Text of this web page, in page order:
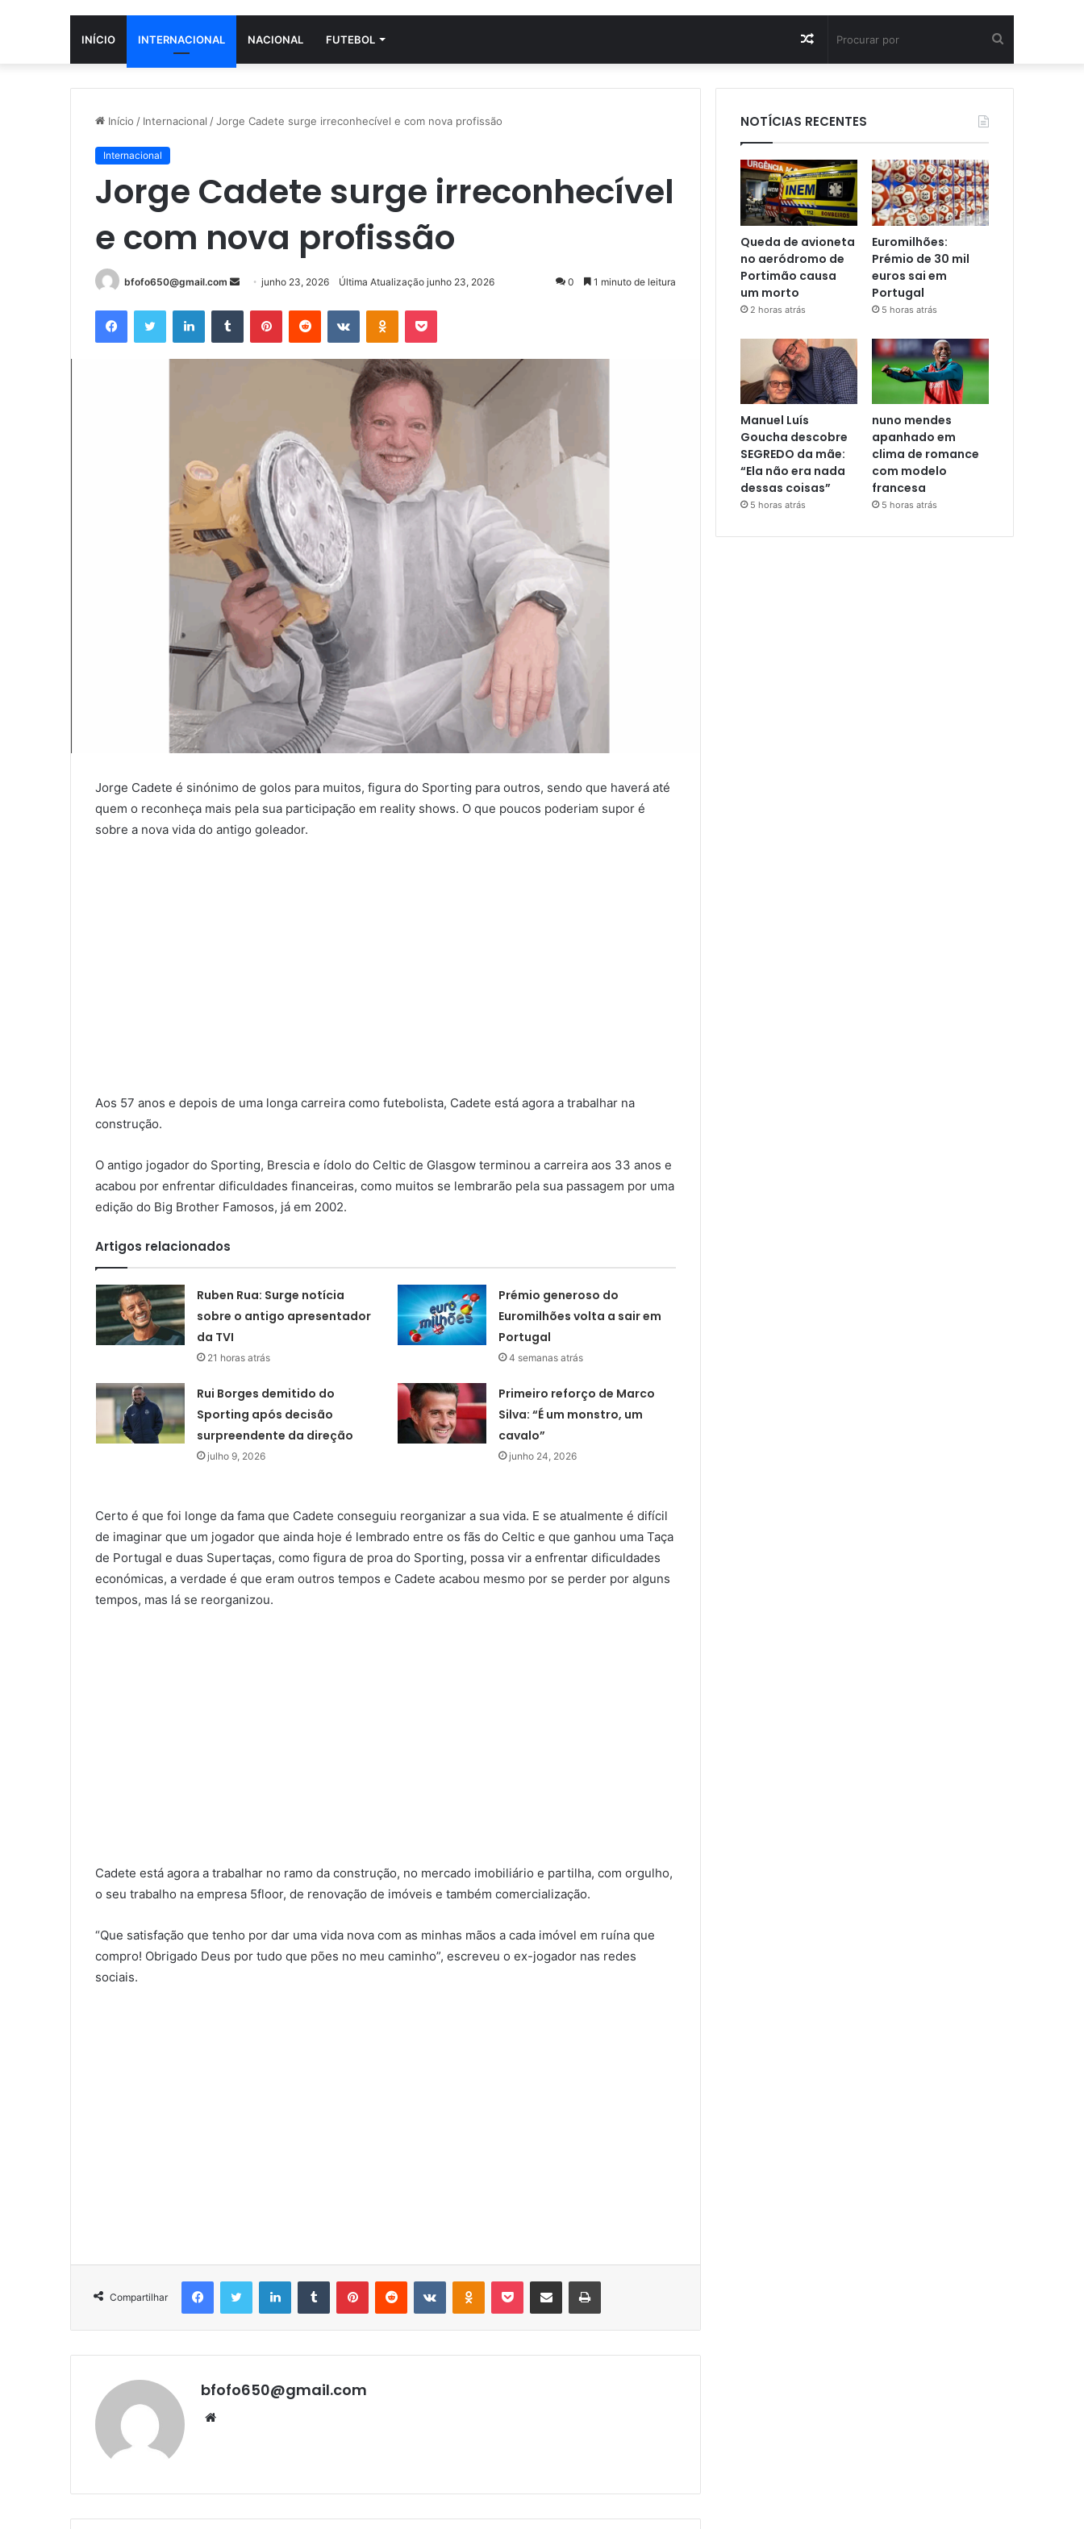
INÍCIO INTERNACIONAL NACIONAL FUTEBOL
por
Artigo
aleatório
Início / Internacional /Jorge Cadete surge irreconhecível e com nova profissão
Internacional
Jorge Cadete surge irreconhecível
e com nova profissão
bfofo650@gmail.com
Mande
mail
junho 23, 2026 Última Atualização junho 23, 2026 0 1 minuto de leitura
FacebookTwitter LinkedinTumblr PinterestReddit VK OK Pocket
Jorge Cadete é sinónimo de golos para muitos, figura do Sporting para outros, sendo que haverá até
quem o reconheça mais pela sua participação em reality shows. O que poucos poderiam supor é
sobre a nova vida do antigo goleador.
Aos 57 anos e depois de uma longa carreira como futebolista, Cadete está agora a trabalhar na
construção.
O antigo jogador do Sporting, Brescia e ídolo do Celtic de Glasgow terminou a carreira aos 33 anos e
acabou por enfrentar dificuldades financeiras, como muitos se lembrarão pela sua passagem por uma
edição do Big Brother Famosos, já em 2002.
Artigos relacionados
Ruben Rua: Surge notícia
sobre o antigo apresentador
da TVI
21 horas atrás
Prémio generoso do
Euromilhões volta a sair em
Portugal
4 semanas atrás
Rui Borges demitido do
Sporting após decisão
surpreendente da direção
julho 9, 2026
Primeiro reforço de Marco
Silva: “É um monstro, um
cavalo”
junho 24, 2026
Certo é que foi longe da fama que Cadete conseguiu reorganizar a sua vida. E se atualmente é difícil
de imaginar que um jogador que ainda hoje é lembrado entre os fãs do Celtic e que ganhou uma Taça
de Portugal e duas Supertaças, como figura de proa do Sporting, possa vir a enfrentar dificuldades
económicas, a verdade é que eram outros tempos e Cadete acabou mesmo por se perder por alguns
tempos, mas lá se reorganizou.
Cadete está agora a trabalhar no ramo da construção, no mercado imobiliário e partilha, com orgulho,
o seu trabalho na empresa 5floor, de renovação de imóveis e também comercialização.
“Que satisfação que tenho por dar uma vida nova com as minhas mãos a cada imóvel em ruína que
compro! Obrigado Deus por tudo que pões no meu caminho”, escreveu o ex-jogador nas redes
sociais.
Compartilhar
FacebookTwitter LinkedinTumblr PinterestReddit VK OK Pocket Compartilhar via e-mail Imprimir
bfofo650@gmail.com
Website
NOTÍCIAS RECENTES
Queda de avioneta
no aeródromo de
Portimão causa
um morto
2 horas atrás
Euromilhões:
Prémio de 30 mil
euros sai em
Portugal
5 horas atrás
Manuel Luís
Goucha descobre
SEGREDO da mãe:
“Ela não era nada
dessas coisas”
5 horas atrás
nuno mendes
apanhado em
clima de romance
com modelo
francesa
5 horas atrás